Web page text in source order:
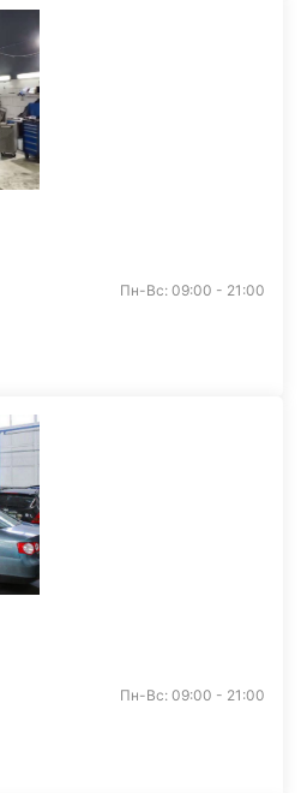
Пн-Вс: 09:00 - 21:00
Пн-Вс: 09:00 - 21:00